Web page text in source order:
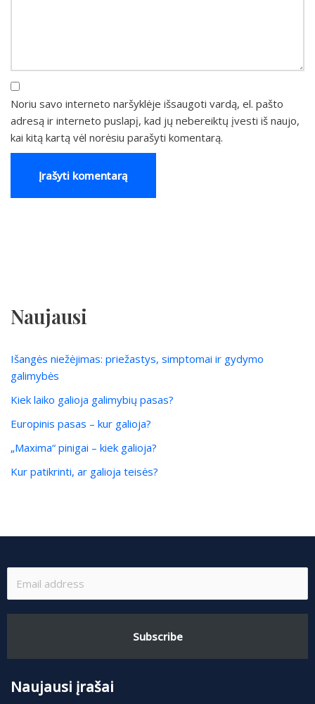
Noriu savo interneto naršyklėje išsaugoti vardą, el. pašto
adresą ir interneto puslapį, kad jų nebereiktų įvesti iš naujo,
kai kitą kartą vėl norėsiu parašyti komentarą.
Naujausi
Išangės niežėjimas: priežastys, simptomai ir gydymo
galimybės
Kiek laiko galioja galimybių pasas?
Europinis pasas – kur galioja?
„Maxima“ pinigai – kiek galioja?
Kur patikrinti, ar galioja teisės?
Subscribe
Naujausi įrašai